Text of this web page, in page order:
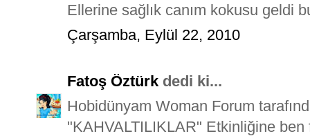
Ellerine sağlık canım kokusu geldi
Çarşamba, Eylül 22, 2010
Fatoş Öztürk dedi ki...
Hobidünyam Woman Forum
"KAHVALTILIKLAR" Etkinliğine